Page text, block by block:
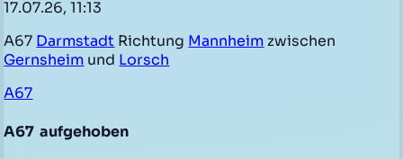
17.07.26, 11:13
A67 Darmstadt Richtung Mannheim zwischen
Gernsheim und Lorsch
A67
A67 aufgehoben